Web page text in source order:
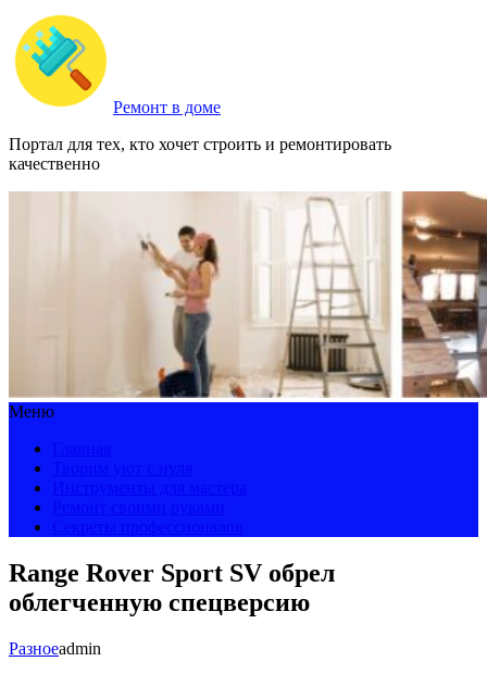
Ремонт в доме
Портал для тех, кто хочет строить и ремонтировать
качественно
Меню
Range Rover Sport SV обрел
облегченную спецверсию
Разноеadmin